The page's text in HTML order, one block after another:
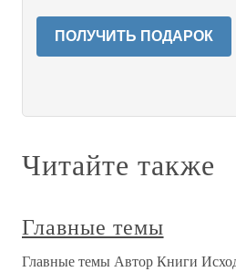
ПОЛУЧИТЬ ПОДАРОК
Читайте также
Главные темы
Главные темы Автор Книги